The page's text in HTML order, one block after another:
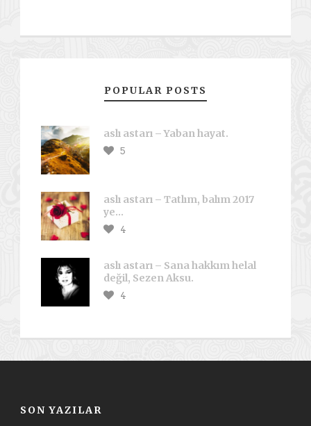
POPULAR POSTS
aslı astarı – Yaban hayat.
5
aslı astarı – Tatlım, balım 2017
ye…
4
aslı astarı – Sana hakkım helal
değil, Sezen Aksu.
4
SON YAZILAR